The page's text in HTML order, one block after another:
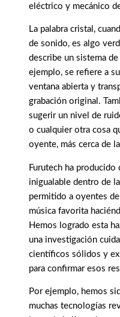
eléctrico y mecánico
La palabra cristal,
de sonido, es algo
describe un sistema
ejemplo, se refiere a
ventana abierta y
grabación original.
sugerir un nivel de
o cualquier otra cosa
oyente, más cerca de
Furutech ha producido
inigualable dentro de
permitido a oyentes
música favorita
Hemos logrado esta
una investigación
científicos sólidos y
para confirmar esos
Por ejemplo, hemos
muchas tecnologías